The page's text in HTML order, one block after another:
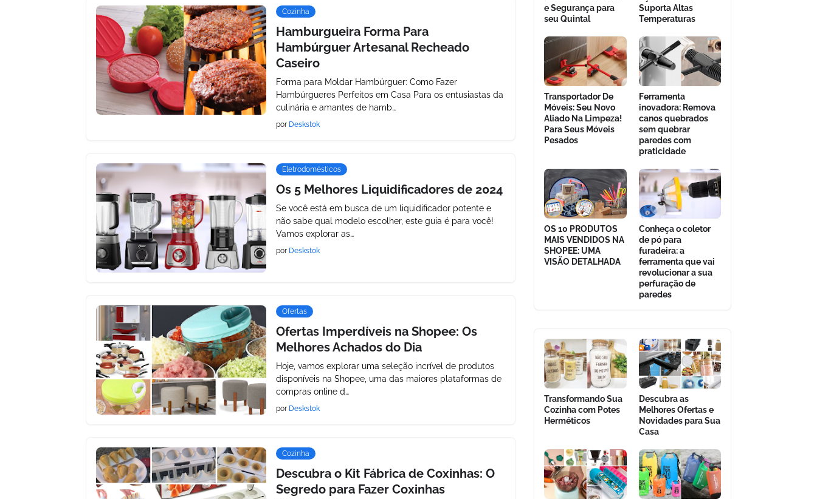
Cozinha
Hamburgueira Forma Para
Hambúrguer Artesanal Recheado
Caseiro
Forma para Moldar Hambúrguer: Como Fazer
Hambúrgueres Perfeitos em Casa Para os entusiastas da
culinária e amantes de hamb…
por Deskstok
Eletrodomésticos
Os 5 Melhores Liquidificadores de 2024
Se você está em busca de um liquidificador potente e
não sabe qual modelo escolher, este guia é para você!
Vamos explorar as…
por Deskstok
Ofertas
Ofertas Imperdíveis na Shopee: Os
Melhores Achados do Dia
Hoje, vamos explorar uma seleção incrível de produtos
disponíveis na Shopee, uma das maiores plataformas de
compras online d…
por Deskstok
Cozinha
Descubra o Kit Fábrica de Coxinhas: O
Segredo para Fazer Coxinhas
e Segurança para
seu Quintal
Suporta Altas
Temperaturas
Transportador De
Móveis: Seu Novo
Aliado Na Limpeza!
Para Seus Móveis
Pesados
Ferramenta
inovadora: Remova
canos quebrados
sem quebrar
paredes com
praticidade
OS 10 PRODUTOS
MAIS VENDIDOS NA
SHOPEE: UMA
VISÃO DETALHADA
Conheça o coletor
de pó para
furadeira: a
ferramenta que vai
revolucionar a sua
perfuração de
paredes
Transformando Sua
Cozinha com Potes
Herméticos
Descubra as
Melhores Ofertas e
Novidades para Sua
Casa